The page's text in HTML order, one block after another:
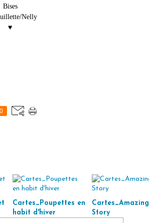
Bises
Nelly
♥
0
Cartes_Poupettes en
habit d'hiver
Cartes_Amazing
Story